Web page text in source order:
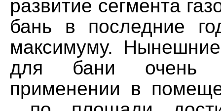
развитие сегмента
бань в последние
максимуму.
для бани очень
применении в